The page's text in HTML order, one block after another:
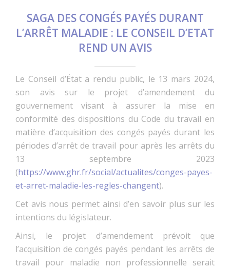
SAGA DES CONGÉS PAYÉS DURANT
L’ARRÊT MALADIE : LE CONSEIL D’ETAT
REND UN AVIS
Le Conseil d’État a rendu public, le 13 mars 2024,
son avis sur le projet d’amendement du
gouvernement visant à assurer la mise en
conformité des dispositions du Code du travail en
matière d’acquisition des congés payés durant les
périodes d’arrêt de travail pour après les arrêts du
13 septembre 2023
(https://www.ghr.fr/social/actualites/conges-payes-
et-arret-maladie-les-regles-changent).
Cet avis nous permet ainsi d’en savoir plus sur les
intentions du législateur.
Ainsi, le projet d’amendement prévoit que
l’acquisition de congés payés pendant les arrêts de
travail pour maladie non professionnelle serait